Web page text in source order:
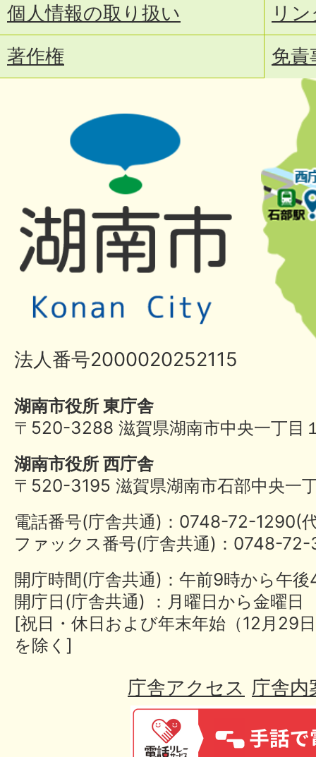
個人情報の取り扱い
リ
著作権
免責
法人番号2000020252115
湖南市役所 東庁舎
〒520-3288 滋賀県湖南市中央一丁目
湖南市役所 西庁舎
〒520-3195 滋賀県湖南市石部中央一
電話番号(庁舎共通)：0748-72-
ファックス番号(庁舎共通)：0748-
開庁時間(庁舎共通)：午前9時から午
開庁日(庁舎共通) ：月曜日から金曜日
[祝日・休日および年末年始（12月29
を除く]
庁舎アクセス 庁舎内